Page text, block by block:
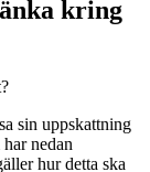
kring
sin uppskattning
nedan
hur detta ska